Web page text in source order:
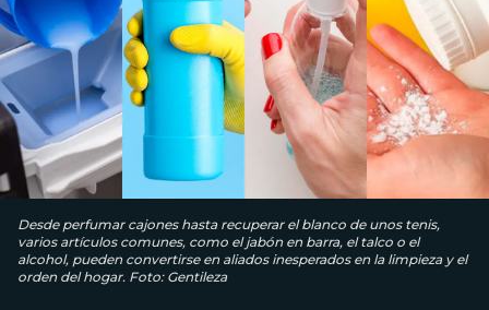
Desde perfumar cajones hasta recuperar el blanco de unos tenis,
varios artículos comunes, como el jabón en barra, el talco o el
alcohol, pueden convertirse en aliados inesperados en la limpieza y el
orden del hogar. Foto: Gentileza